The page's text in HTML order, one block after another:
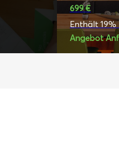
699 €
Enthält 19%
Angebot